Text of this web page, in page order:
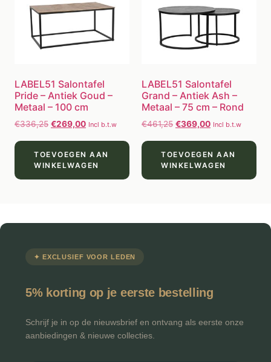
LABEL51 Salontafel
Pride – Antiek Goud –
Metaal – 100 cm
€336,25 €269,00 Incl b.t.w
TOEVOEGEN AAN
WINKELWAGEN
LABEL51 Salontafel
Grand – Antiek Ash –
Metaal – 75 cm – Rond
€461,25 €369,00 Incl b.t.w
TOEVOEGEN AAN
WINKELWAGEN
✦ EXCLUSIEF VOOR LEDEN
5% korting op je eerste bestelling
Schrijf je in op de nieuwsbrief en ontvang als eerste onze
aanbiedingen & nieuwe collecties.